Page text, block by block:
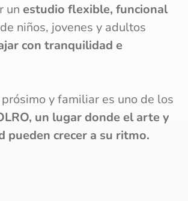
unestudio flexible, funcional
niños, jovenes y adultos
con tranquilidad e
y familiar es uno de los
un lugar donde el arte y
pueden crecer a su ritmo.